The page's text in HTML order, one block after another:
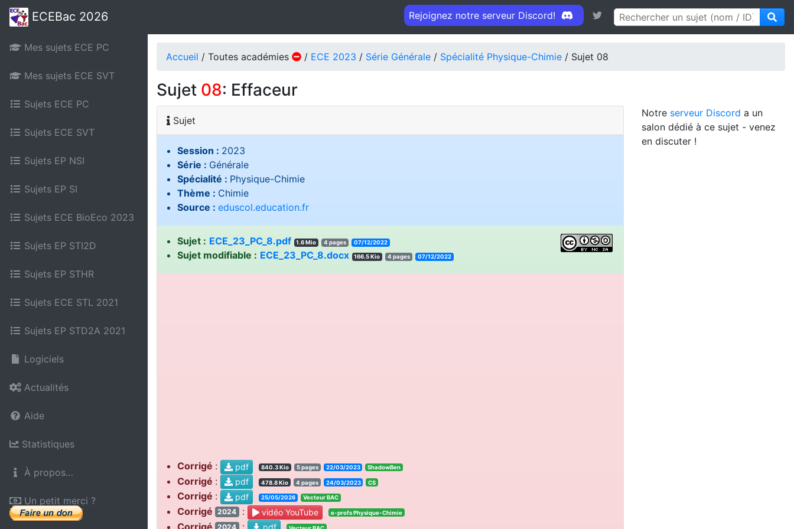
ECEBac 2026
Mes sujets ECE PC
Mes sujets ECE SVT
Sujets ECE PC
Sujets ECE SVT
Sujets EP NSI
Sujets EP SI
Sujets ECE BioEco 2023
Sujets EP STI2D
Sujets EP STHR
Sujets ECE STL 2021
Sujets EP STD2A 2021
Logiciels
Actualités
Aide
Statistiques
À propos…
Un petit merci ?
Rejoignez notre serveur Discord!
Accueil / Toutes académies / ECE 2023 / Série Générale / Spécialité Physique-Chimie / Sujet 08
Sujet 08: Effaceur
Sujet
Session : 2023
Série : Générale
Spécialité : Physique-Chimie
Thème : Chimie
Source : eduscol.education.fr
Sujet : ECE_23_PC_8.pdf 1.6 Mio 4 pages 07/12/2022
Sujet modifiable : ECE_23_PC_8.docx 166.5 Kio 4 pages 07/12/2022
Corrigé : pdf 840.3 Kio 5 pages 22/03/2023 ShadowBen
Corrigé : pdf 478.8 Kio 4 pages 24/03/2023 CS
Corrigé : pdf 25/05/2026 Vecteur BAC
Corrigé 2024 : vidéo YouTube e-profs Physique-Chimie
Corrigé 2024 :
Notre serveur Discord a un
salon dédié à ce sujet - venez
en discuter !